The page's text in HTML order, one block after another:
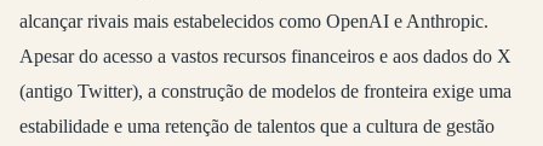
alcançar rivais mais estabelecidos como OpenAI e Anthropic.
Apesar do acesso a vastos recursos financeiros e aos dados do X
(antigo Twitter), a construção de modelos de fronteira exige uma
estabilidade e uma retenção de talentos que a cultura de gestão